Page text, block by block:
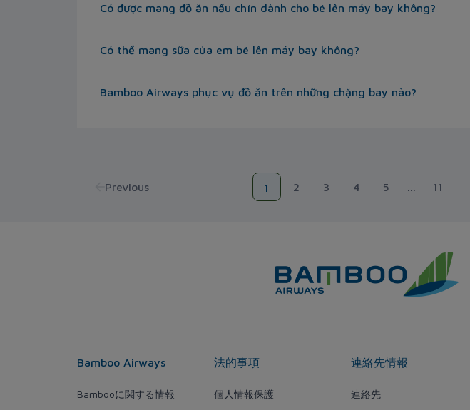
Có được mang đồ ăn nấu chín dành cho bé lên máy bay không?
Có thể mang sữa của em bé lên máy bay không?
Bamboo Airways phục vụ đồ ăn trên những chặng bay nào?
Previous 1 2 3 4 5 ... 11
Bamboo Airways
Bambooに関する情報
法的事項
個人情報保護
連絡先情報
連絡先